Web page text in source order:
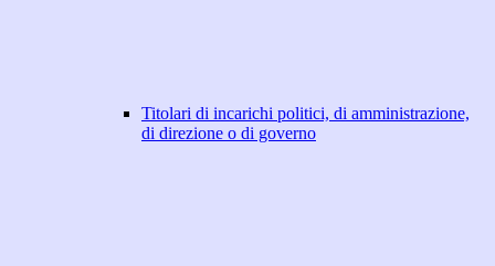
Titolari di incarichi politici, di amministrazione,
di direzione o di governo